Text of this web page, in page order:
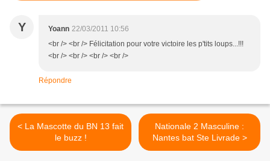
Y Yoann 22/03/2011 10:56
<br /> <br /> Félicitation pour votre victoire les p'tits loups...!!!
<br /> <br /> <br /> <br />
Répondre
< La Mascotte du BN 13 fait
le buzz !
Nationale 2 Masculine :
Nantes bat Ste Livrade >